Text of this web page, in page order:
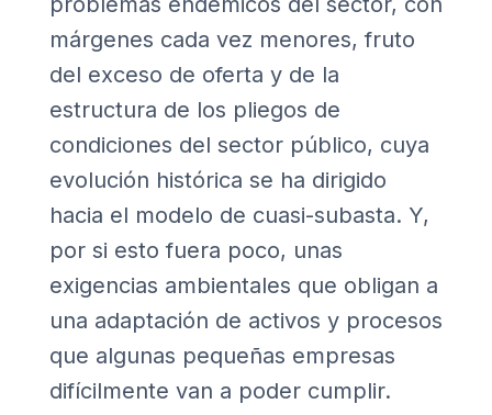
márgenes cada vez menores, fruto
del exceso de oferta y de la
estructura de los pliegos de
condiciones del sector público, cuya
evolución histórica se ha dirigido
hacia el modelo de cuasi-subasta. Y,
por si esto fuera poco, unas
exigencias ambientales que obligan a
una adaptación de activos y procesos
que algunas pequeñas empresas
difícilmente van a poder cumplir.